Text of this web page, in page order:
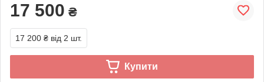
17 500 ₴
17 200 ₴ від 2 шт.
Купити